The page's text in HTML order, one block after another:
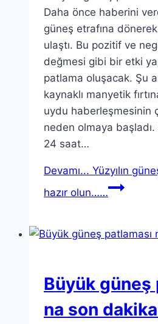
Daha önce haberini
güneş etrafına
ulaştı. Bu pozitif ve
değmesi gibi bir etki
patlama oluşacak. Şu
kaynaklı manyetik
uydu haberleşmesinin
neden olmaya
24 saat…
Devamı... Yüzyılın
hazır olun……
Büyük güneş
na son